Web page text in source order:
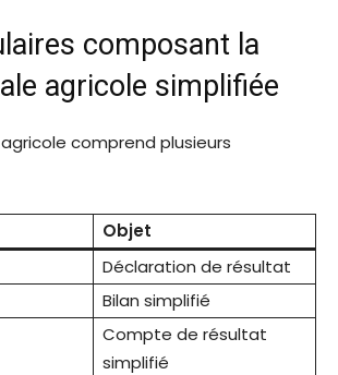
composant la
agricole simplifiée
comprend plusieurs
Objet
Déclaration de résultat
Bilan simplifié
Compte de résultat
simplifié